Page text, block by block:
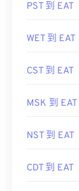
PST 到 EAT
WET 到 EAT
CST 到 EAT
MSK 到 EAT
NST 到 EAT
CDT 到 EAT